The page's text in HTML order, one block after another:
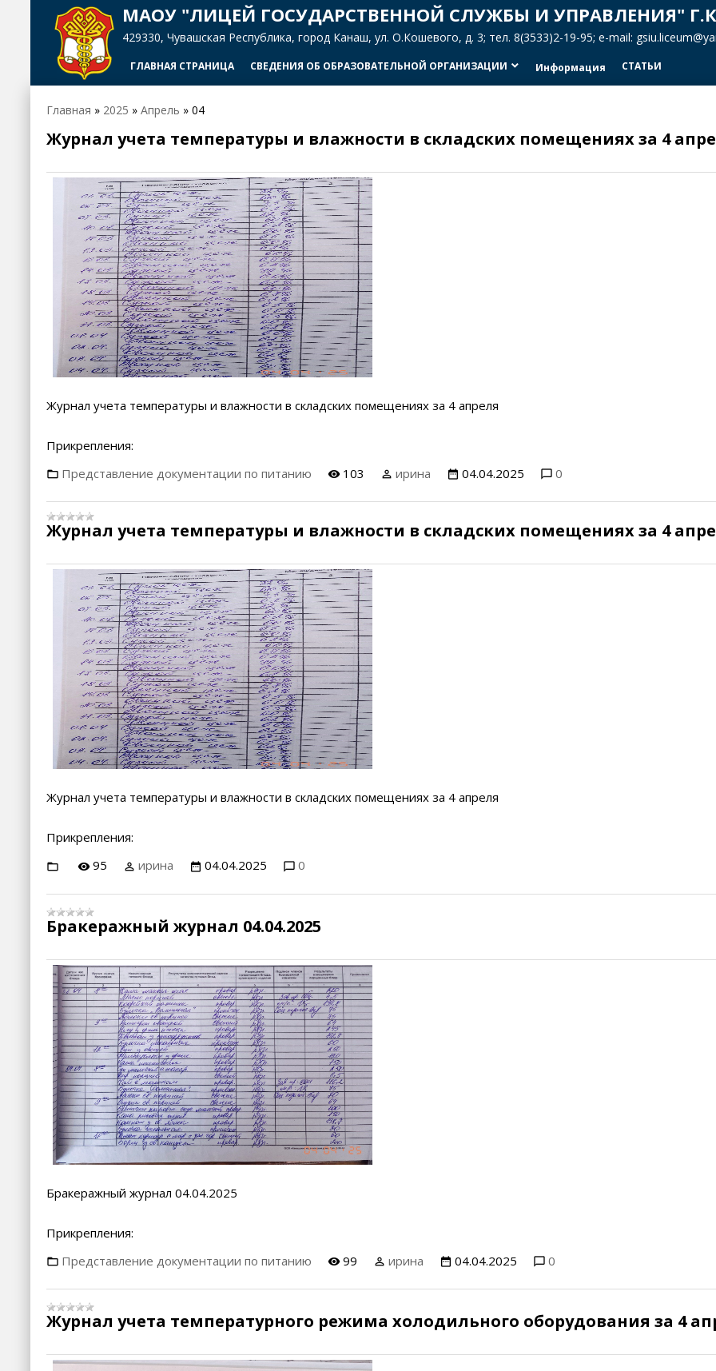
МАОУ "ЛИЦЕЙ ГОСУДАРСТВЕННОЙ СЛУЖБЫ И УПРАВЛЕНИЯ"
429330, Чувашская Республика, город Канаш, ул. О.Кошевого, д. 3; тел. 8(3533)2-19-95; e-mail:
ГЛАВНАЯ СТРАНИЦА СВЕДЕНИЯ ОБ ОБРАЗОВАТЕЛЬНОЙ ОРГАНИЗАЦИИ keyboard_arrow_down Информация СТАТЬИ
Главная » 2025 » Апрель » 04
Журнал учета температуры и влажности в складских помещениях за 4
Журнал учета температуры и влажности в складских помещениях за 4 апреля
Прикрепления:
Представление документации по питанию
103 ирина 04.04.2025 0
Журнал учета температуры и влажности в складских помещениях за 4
Журнал учета температуры и влажности в складских помещениях за 4 апреля
Прикрепления:
95
ирина 04.04.2025 0
Бракеражный журнал 04.04.2025
Бракеражный журнал 04.04.2025
Прикрепления:
Представление документации по питанию
99 ирина 04.04.2025 0
Журнал учета температурного режима холодильного оборудования за 4